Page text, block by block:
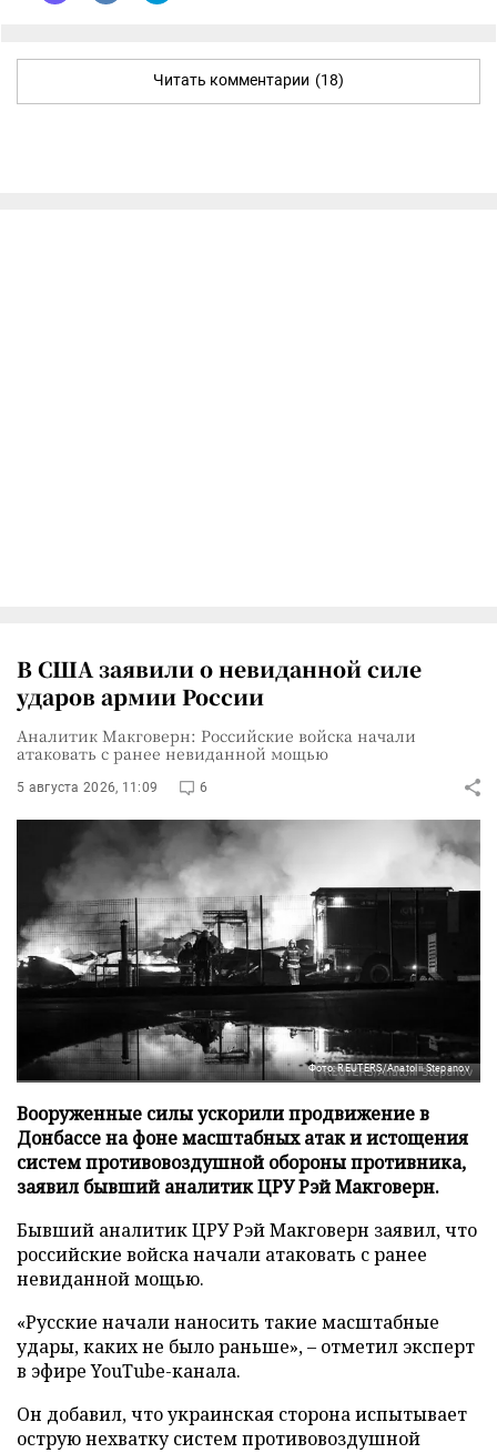
Читать комментарии (18)
В США заявили о невиданной силе
ударов армии России
Аналитик Макговерн: Российские войска начали
атаковать с ранее невиданной мощью
5 августа 2026, 11:09 6
Фото: REUTERS/Anatolii Stepanov
Вооруженные силы ускорили продвижение в
Донбассе на фоне масштабных атак и истощения
систем противовоздушной обороны противника,
заявил бывший аналитик ЦРУ Рэй Макговерн.
Бывший аналитик ЦРУ Рэй Макговерн заявил, что
российские войска начали атаковать с ранее
невиданной мощью.
«Русские начали наносить такие масштабные
удары, каких не было раньше», – отметил эксперт
в эфире YouTube-канала.
Он добавил, что украинская сторона испытывает
острую нехватку систем противовоздушной